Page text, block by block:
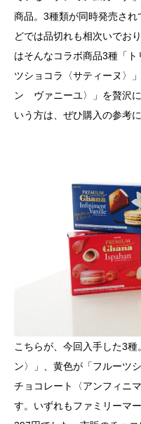
商品。3種類が同時発売さ
どでは品切れも相次いでお
はそんなコラボ商品3種「
ツショコラ〈サティーヌ〉
ン ヴァニーユ〉」を贅沢
いう方は、ぜひ購入の参考
こちらが、今回入手した3
ン〉」、黄色が「フルーツ
チョコレート〈アンフィニ
す。いずれもファミリーマ